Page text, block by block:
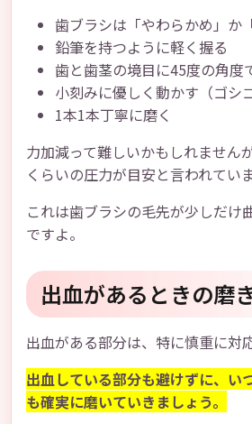
歯ブラシは「やわらかめ」か
鉛筆を持つように軽く握る
歯と歯茎の境目に45度の角度
小刻みに優しく動かす（ゴシ
1本1本丁寧に磨く
力加減って難しいかもしれません
くらいの圧力が目安と言われてい
これは歯ブラシの毛先が少しだけ
ですよ。
出血があるときの磨
出血がある部分は、特に慎重に対
出血している部分も避けずに、い
も確実に磨いていきましょう。